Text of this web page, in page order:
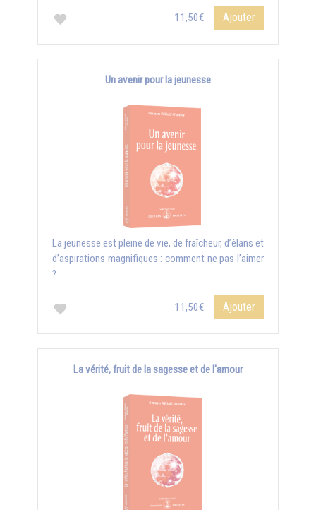
11,50€ Ajouter
Un avenir pour la jeunesse
La jeunesse est pleine de vie, de fraîcheur, d’élans et
d’aspirations magnifiques : comment ne pas l’aimer
?
11,50€ Ajouter
La vérité, fruit de la sagesse et de l'amour